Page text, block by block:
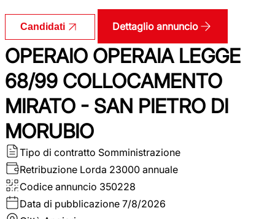
Candidati Dettaglio annuncio
OPERAIO OPERAIA LEGGE
68/99 COLLOCAMENTO
MIRATO - SAN PIETRO DI
MORUBIO
Tipo di contratto Somministrazione
Retribuzione Lorda 23000 annuale
Codice annuncio 350228
Data di pubblicazione 7/8/2026